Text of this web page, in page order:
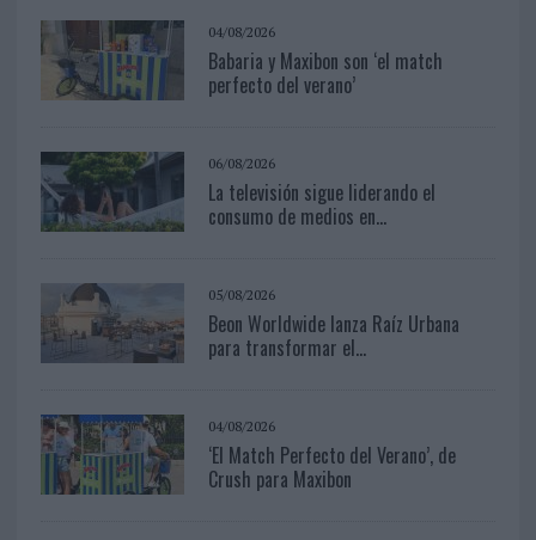
04/08/2026
Babaria y Maxibon son ‘el match
perfecto del verano’
06/08/2026
La televisión sigue liderando el
consumo de medios en...
05/08/2026
Beon Worldwide lanza Raíz Urbana
para transformar el...
04/08/2026
‘El Match Perfecto del Verano’, de
Crush para Maxibon